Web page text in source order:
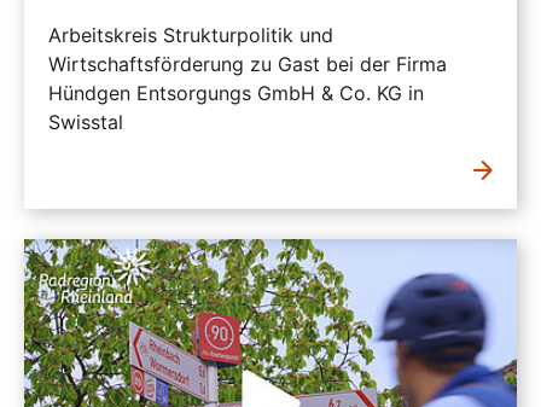
Arbeitskreis Strukturpolitik und
Wirtschaftsförderung zu Gast bei der Firma
Hündgen Entsorgungs GmbH & Co. KG in
Swisstal